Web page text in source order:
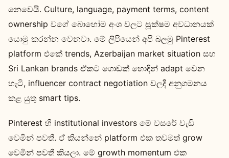
නෙවෙයි. Culture, language, payment terms, content
ownership වගේ බොහෝම අංශ වලට සූක්ෂම අවධානයක්
යොමු කරන්න වෙනවා. මේ ලිපියෙන් අපි බලමු Pinterest
platform එකේ trends, Azerbaijan market situation සහ
Sri Lankan brands ඒකට ගොඩක් හොඳින් adapt වෙන
හැටි, influencer contract negotiation වලදී අනුගමනය
කළ යුතු smart tips.
Pinterest හි institutional investors මේ වසරේ වැඩි
වෙමින් පවතී. ඒ කියන්නේ platform එක තවමත් grow
වෙමින් පවතී කියලා. මේ growth momentum එක